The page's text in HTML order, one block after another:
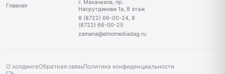
Главная
г. Махачкала, пр.
Насрутдинова 1а, 8 этаж
8 (8722) 66-00-24, 8
(8722) 66-00-25
zamana@etnomediadag.ru
О холдингеОбратная связьПолитика конфиденциальности